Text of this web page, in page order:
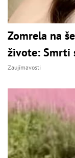
Zomrela na
živote: Smrti
Zaujímavosti